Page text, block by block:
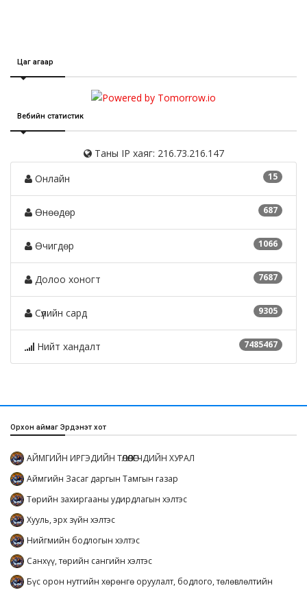
Цаг агаар
Вебийн статистик
Таны IP хаяг: 216.73.216.147
15
Онлайн
687
Өнөөдөр
1066
Өчигдөр
7687
Долоо хоногт
9305
Сүүлийн сард
7485467
Нийт хандалт
Орхон аймаг Эрдэнэт хот
АЙМГИЙН ИРГЭДИЙН ТӨЛӨӨЛӨГЧДИЙН ХУРАЛ
Аймгийн Засаг даргын Тамгын газар
Төрийн захиргааны удирдлагын хэлтэс
Хууль, эрх зүйн хэлтэс
Нийгмийн бодлогын хэлтэс
Санхүү, төрийн сангийн хэлтэс
Бүс орон нутгийн хөрөнгө оруулалт, бодлого, төлөвлөлтийн